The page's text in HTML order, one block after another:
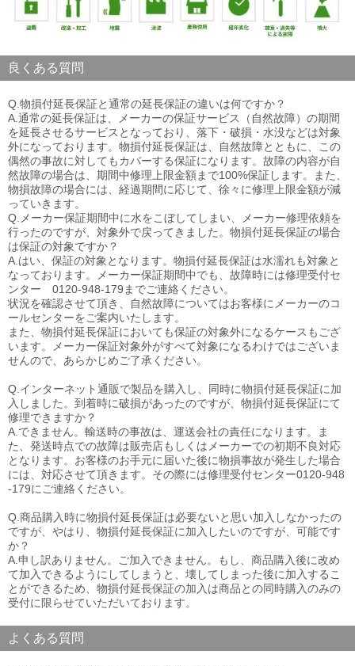
良くある質問
Q.物損付延長保証と通常の延長保証の違いは何ですか？
A.通常の延長保証は、メーカーの保証サービス（自然故障）の期間
を延長させるサービスとなっており、落下・破損・水没などは対象
外になっております。物損付延長保証は、自然故障とともに、この
偶然の事故に対してもカバーする保証になります。故障の内容が自
然故障の場合は、期間中修理上限金額まで100%保証します。また、
物損故障の場合には、経過期間に応じて、徐々に修理上限金額が減
っていきます。
Q.メーカー保証期間中に水をこぼしてしまい、メーカー修理依頼を
行ったのですが、対象外で戻ってきました。物損付延長保証の場合
は保証の対象ですか？
A.はい、保証の対象となります。物損付延長保証は水濡れも対象と
なっております。メーカー保証期間中でも、故障時には修理受付セ
ンター 0120-948-179までご連絡ください。
状況を確認させて頂き、自然故障についてはお客様にメーカーのコ
ールセンターをご案内いたします。
また、物損付延長保証においても保証の対象外になるケースもござ
います。メーカー保証対象外がすべて対象になるわけではございま
せんので、あらかじめご了承ください。
Q.インターネット通販で製品を購入し、同時に物損付延長保証に加
入しました。到着時に破損があったのですが、物損付延長保証にて
修理できますか？
A.できません。輸送時の事故は、運送会社の責任になります。ま
た、発送時点での故障は販売店もしくはメーカーでの初期不良対応
となります。お客様のお手元に届いた後に物損事故が発生した場合
には、対応させて頂きます。その際には修理受付センター0120-948
-179にご連絡ください。
Q.商品購入時に物損付延長保証は必要ないと思い加入しなかったの
ですが、やはり、物損付延長保証に加入したいのですが、可能です
か？
A.申し訳ありません。ご加入できません。もし、商品購入後に改め
て加入できるようにしてしまうと、壊してしまった後に加入するこ
とができるため、物損付延長保証の加入は商品との同時購入のみの
受付に限らせていただいております。
よくある質問